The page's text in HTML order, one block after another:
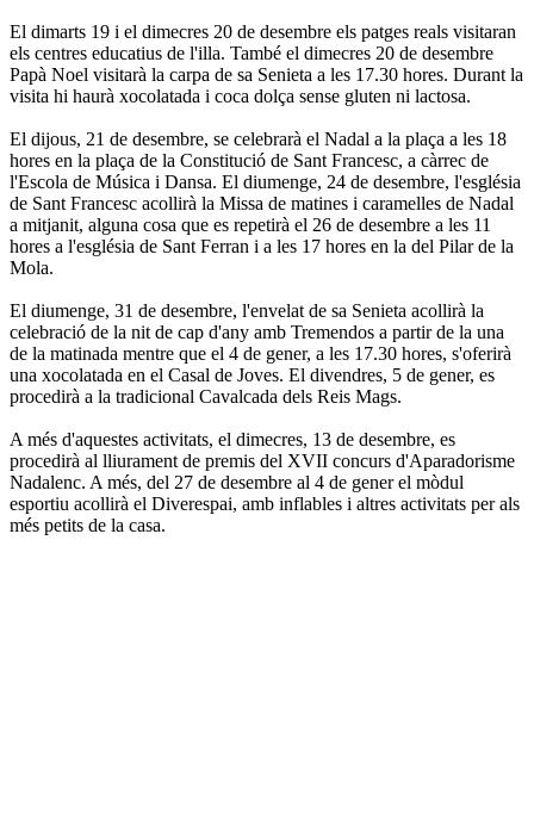
El dimarts 19 i el dimecres 20 de desembre els patges reals visitaran
els centres educatius de l'illa. També el dimecres 20 de desembre
Papà Noel visitarà la carpa de sa Senieta a les 17.30 hores. Durant la
visita hi haurà xocolatada i coca dolça sense gluten ni lactosa.
El dijous, 21 de desembre, se celebrarà el Nadal a la plaça a les 18
hores en la plaça de la Constitució de Sant Francesc, a càrrec de
l'Escola de Música i Dansa. El diumenge, 24 de desembre, l'església
de Sant Francesc acollirà la Missa de matines i caramelles de Nadal
a mitjanit, alguna cosa que es repetirà el 26 de desembre a les 11
hores a l'església de Sant Ferran i a les 17 hores en la del Pilar de la
Mola.
El diumenge, 31 de desembre, l'envelat de sa Senieta acollirà la
celebració de la nit de cap d'any amb Tremendos a partir de la una
de la matinada mentre que el 4 de gener, a les 17.30 hores, s'oferirà
una xocolatada en el Casal de Joves. El divendres, 5 de gener, es
procedirà a la tradicional Cavalcada dels Reis Mags.
A més d'aquestes activitats, el dimecres, 13 de desembre, es
procedirà al lliurament de premis del XVII concurs d'Aparadorisme
Nadalenc. A més, del 27 de desembre al 4 de gener el mòdul
esportiu acollirà el Diverespai, amb inflables i altres activitats per als
més petits de la casa.